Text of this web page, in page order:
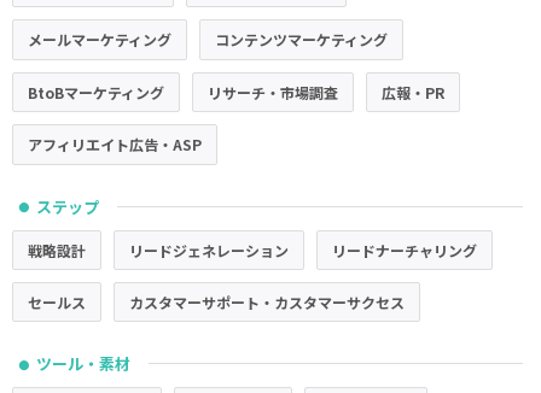
メールマーケティング コンテンツマーケティング
BtoBマーケティング リサーチ・市場調査 広報・PR
アフィリエイト広告・ASP
● ステップ
戦略設計 リードジェネレーション リードナーチャリング
セールス カスタマーサポート・カスタマーサクセス
● ツール・素材